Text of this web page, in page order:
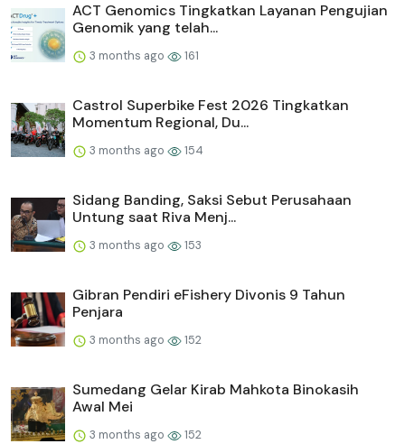
ACT Genomics Tingkatkan Layanan Pengujian
Genomik yang telah...
3 months ago 161
Castrol Superbike Fest 2026 Tingkatkan
Momentum Regional, Du...
3 months ago 154
Sidang Banding, Saksi Sebut Perusahaan
Untung saat Riva Menj...
3 months ago 153
Gibran Pendiri eFishery Divonis 9 Tahun
Penjara
3 months ago 152
Sumedang Gelar Kirab Mahkota Binokasih
Awal Mei
3 months ago 152